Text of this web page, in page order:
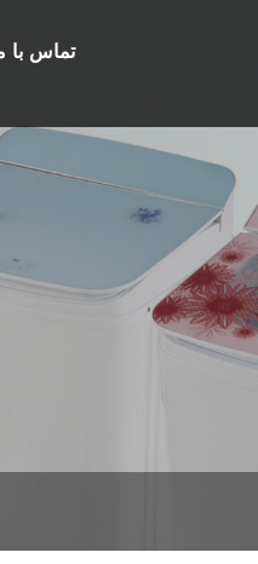
تماس با